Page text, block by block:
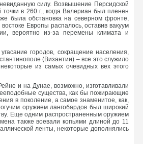
силу. Возвышение Персидской
в 260 г., когда Валериан был пленен
была обстановка на северном фронте,
Европы распалось, оставив вакуум
вероятно из-за перемены климата и
городов, сокращение населения,
(Византии) – все это служило
из самых очевидных вех этого
и на Дунае, возможно, изготавливали
существа, как бы пожирающие
в поколение, а самое знаменитое, как,
оружием лангобардов был широкий
Еще одним распространенным оружием
также воевали копьями длиной до 11
ленты, некоторые дополнялись